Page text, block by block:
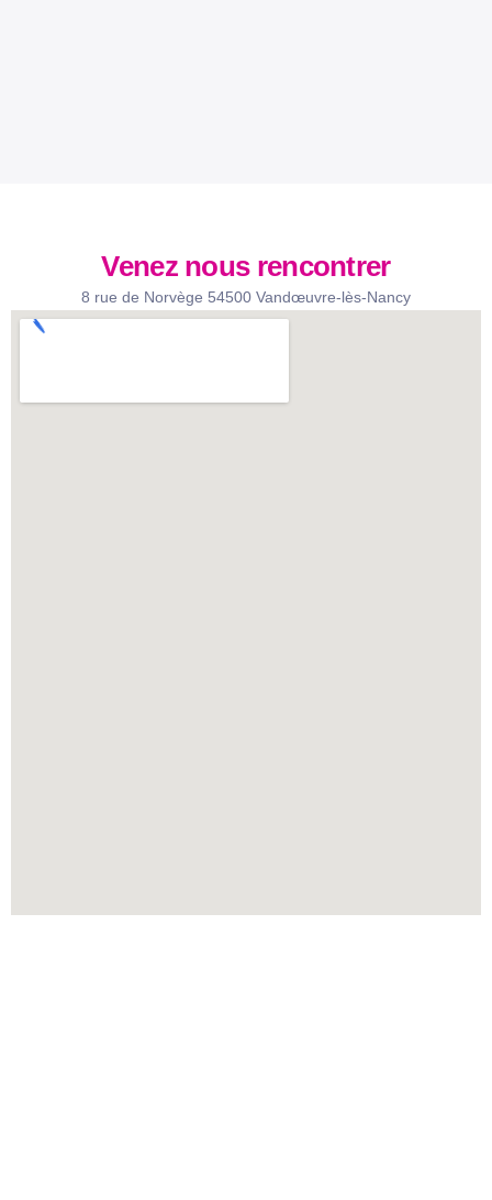
Venez nous rencontrer
8 rue de Norvège 54500 Vandœuvre-lès-Nancy